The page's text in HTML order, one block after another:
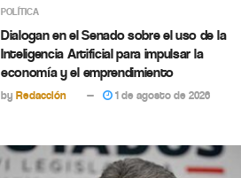
POLÍTICA
Dialogan en el Senado sobre el uso de la
Inteligencia Artificial para impulsar la
economía y el emprendimiento
by Redacción 1 de agosto de 2026